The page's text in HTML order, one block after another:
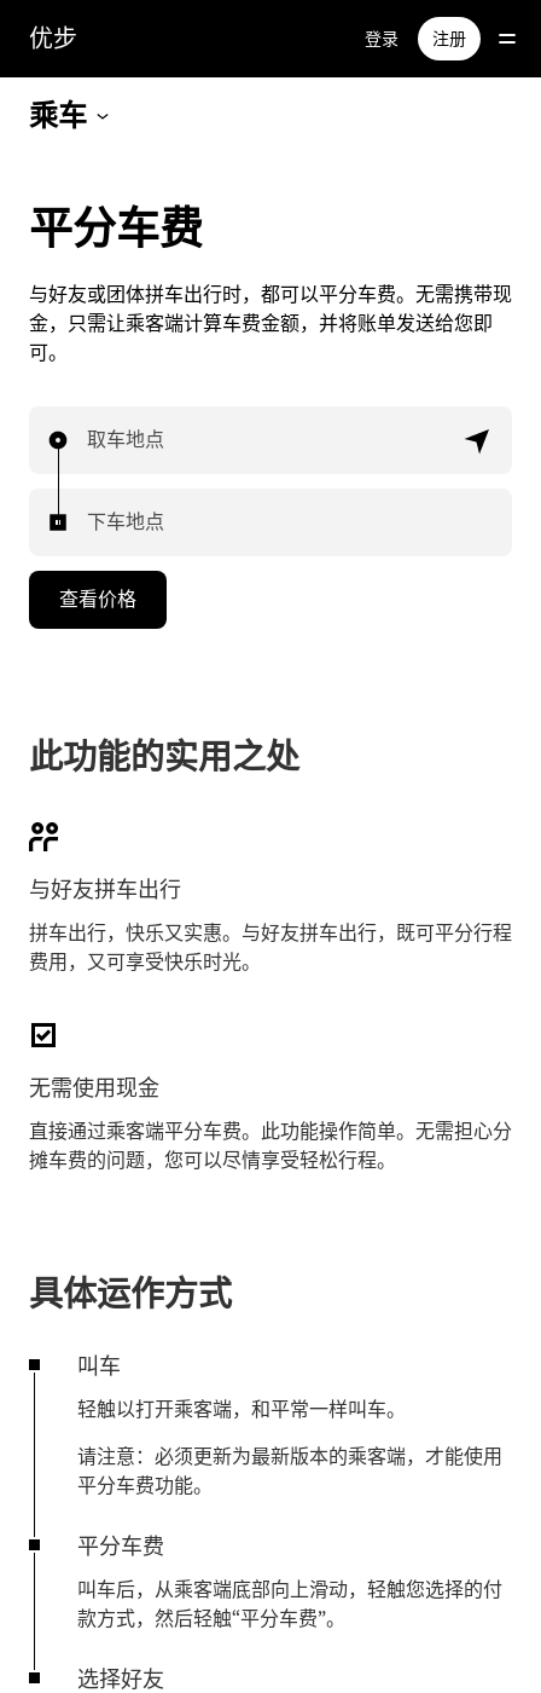
优步 登录 注册
乘车
平分车费
与好友或团体拼车出行时，都可以平分车费。无需携带现
金，只需让乘客端计算车费金额，并将账单发送给您即
可。
取车地点
下车地点
查看价格
此功能的实用之处
与好友拼车出行
拼车出行，快乐又实惠。与好友拼车出行，既可平分行程
费用，又可享受快乐时光。
无需使用现金
直接通过乘客端平分车费。此功能操作简单。无需担心分
摊车费的问题，您可以尽情享受轻松行程。
具体运作方式
叫车
轻触以打开乘客端，和平常一样叫车。
请注意：必须更新为最新版本的乘客端，才能使用
平分车费功能。
平分车费
叫车后，从乘客端底部向上滑动，轻触您选择的付
款方式，然后轻触“平分车费”。
选择好友